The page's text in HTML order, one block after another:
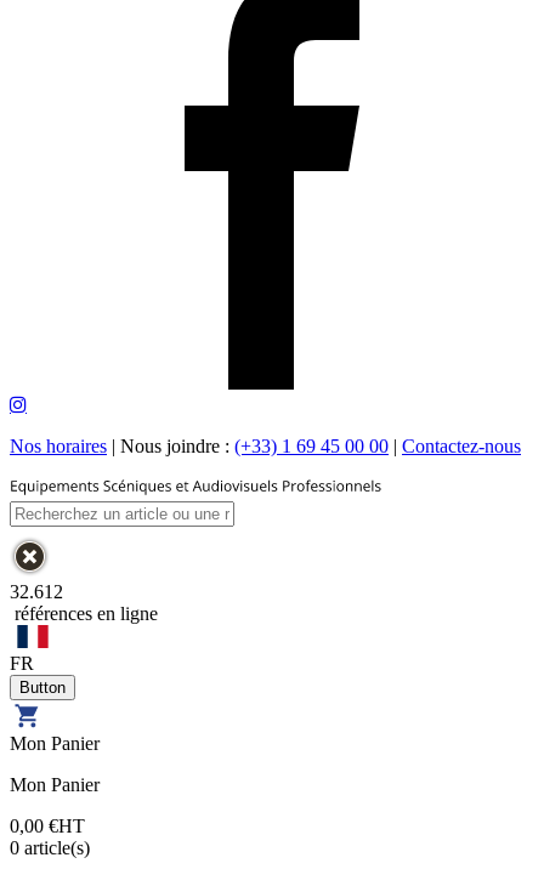
Nos horaires | Nous joindre : (+33) 1 69 45 00 00 | Contactez-nous
32.612
références en ligne
FR
Mon Panier
Mon Panier
0,00 €HT
0 article(s)